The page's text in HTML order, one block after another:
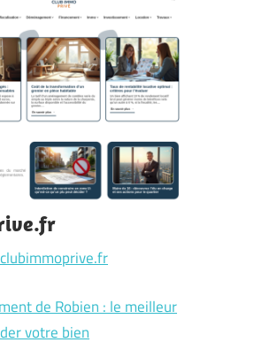
de Robien : le meilleur
votre bien